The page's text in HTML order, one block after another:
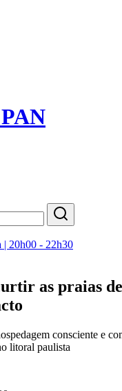
| 20h00 - 22h30
as praias
consciente e
litoral paulista